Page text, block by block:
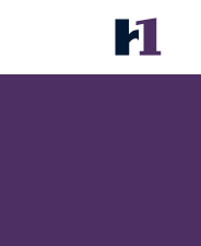
Breezy
Ceny